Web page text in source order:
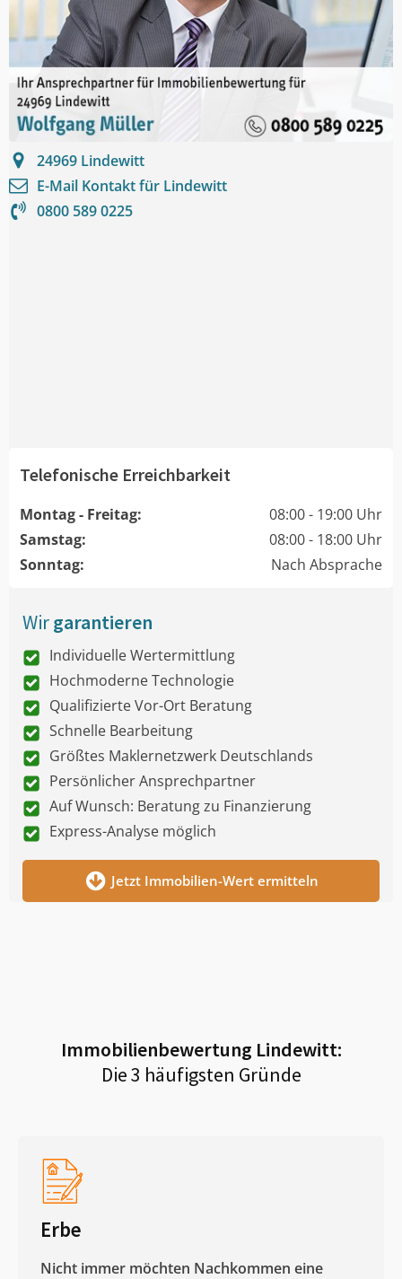
24969 Lindewitt
E-Mail Kontakt für Lindewitt
0800 589 0225
Telefonische Erreichbarkeit
Montag - Freitag:
08:00 - 19:00 Uhr
Samstag:
08:00 - 18:00 Uhr
Sonntag:
Nach Absprache
Wirgarantieren
Individuelle Wertermittlung
Hochmoderne Technologie
Qualifizierte Vor-Ort Beratung
Schnelle Bearbeitung
Größtes Maklernetzwerk Deutschlands
Persönlicher Ansprechpartner
Auf Wunsch: Beratung zu Finanzierung
Express-Analyse möglich
Jetzt Immobilien-Wert ermitteln
Immobilienbewertung Lindewitt:
Die 3 häufigsten Gründe
Erbe
Nicht immer möchten Nachkommen eine